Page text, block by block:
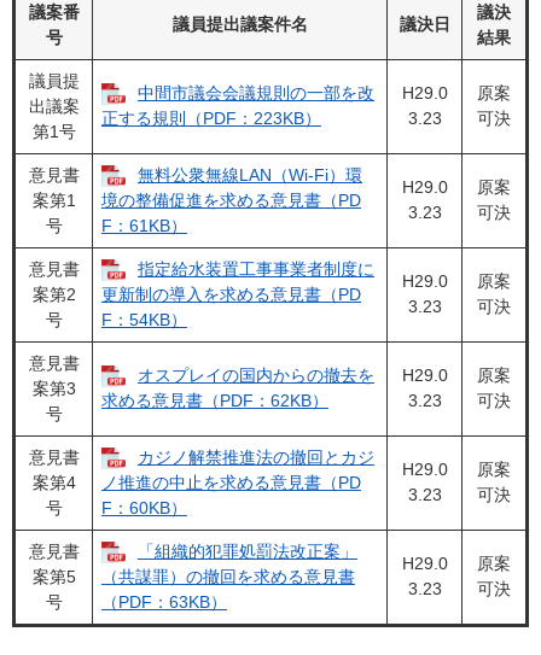
議案番
号
議員提出議案件名 議決日
議決
結果
議員提
出議案
第1号
中間市議会会議規則の一部を改
正する規則（PDF：223KB）
H29.0
3.23
原案
可決
意見書
案第1
号
無料公衆無線LAN（Wi-Fi）環
境の整備促進を求める意見書（PD
F：61KB）
H29.0
3.23
原案
可決
意見書
案第2
号
指定給水装置工事事業者制度に
更新制の導入を求める意見書（PD
F：54KB）
H29.0
3.23
原案
可決
意見書
案第3
号
オスプレイの国内からの撤去を
求める意見書（PDF：62KB）
H29.0
3.23
原案
可決
意見書
案第4
号
カジノ解禁推進法の撤回とカジ
ノ推進の中止を求める意見書（PD
F：60KB）
H29.0
3.23
原案
可決
意見書
案第5
号
「組織的犯罪処罰法改正案」
（共謀罪）の撤回を求める意見書
（PDF：63KB）
H29.0
3.23
原案
可決